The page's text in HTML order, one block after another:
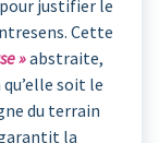
justifier le
Cette
»abstraite,
soit le
du terrain
la